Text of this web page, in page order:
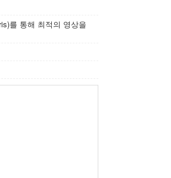
를 통해 최적의 영상을